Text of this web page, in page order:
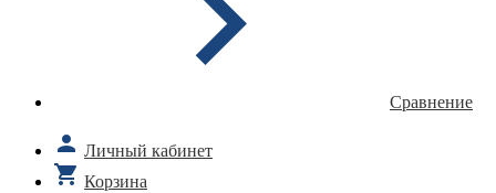
Сравнение
Личный кабинет
Корзина